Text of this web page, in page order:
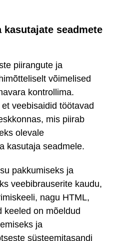
kasutajate seadmete
piirangute ja
võimelised
kontrollima.
veebisaidid töötavad
mis piirab
olevale
kasutaja seadmele.
pakkumiseks ja
veebibrauserite kaudu,
nagu HTML,
keeled on mõeldud
ja
süsteemitasandi